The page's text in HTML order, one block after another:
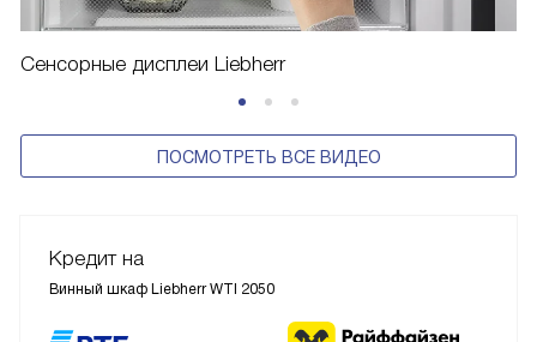
Сенсорные дисплеи Liebherr
ПОСМОТРЕТЬ ВСЕ ВИДЕО
Кредит на
Винный шкаф Liebherr WTI 2050